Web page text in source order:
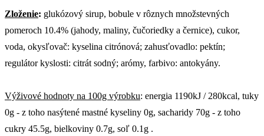
Zloženie: glukózový sirup, bobule v rôznych množstevných
pomeroch 10.4% (jahody, maliny, čučoriedky a černice), cukor,
voda, okysľovač: kyselina citrónová; zahusťovadlo: pektín;
regulátor kyslosti: citrát sodný; arómy, farbivo: antokyány.
Výživové hodnoty na 100g výrobku: energia 1190kJ / 280kcal, tuky
0g - z toho nasýtené mastné kyseliny 0g, sacharidy 70g - z toho
cukry 45.5g, bielkoviny 0.7g, soľ 0.1g .